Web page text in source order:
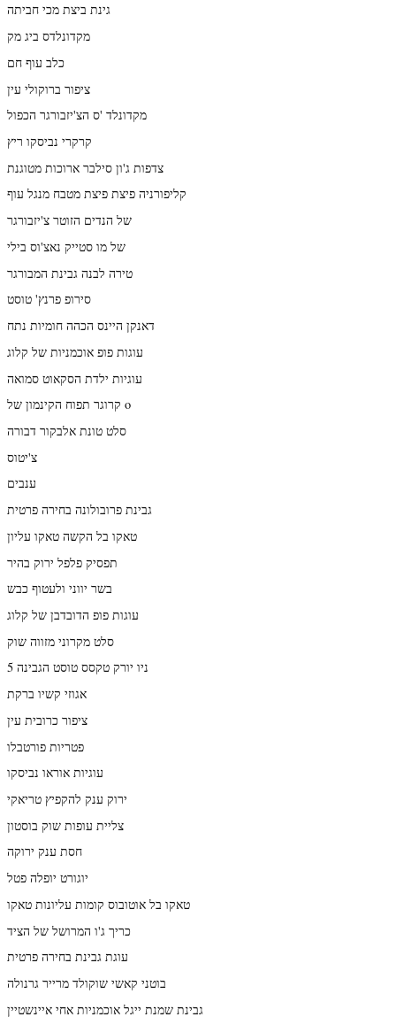
גינת ביצת מכי חביתה
מקדונלדס ביג מק
כלב עוף חם
ציפור ברוקולי עין
מקדונלד 'ס הצ'יזבורגר הכפול
קרקרי נביסקו ריץ
צדפות ג'ון סילבר ארוכות מטוגנת
קליפורניה פיצת פיצת מטבח מנגל עוף
של הנדים הזוטר צ'יזבורגר
של מו סטייק נאצ'וס בילי
טירה לבנה גבינת המבורגר
סירופ פרנץ' טוסט
דאנקן היינס הכהה חומיות נתח
עוגות פופ אוכמניות של קלוג
עוגיות ילדת הסקאוט סמואה
קרוגר תפוח הקינמון של o
סלט טונת אלבקור דבורה
צ'יטוס
ענבים
גבינת פרובולונה בחירה פרטית
טאקו בל הקשה טאקו עליון
תפסיק פלפל ירוק בהיר
בשר יווני ולעטוף כבש
עוגות פופ הדובדבן של קלוג
סלט מקרוני מזווה שוק
ניו יורק טקסס טוסט הגבינה 5
אגוזי קשיו ברקת
ציפור כרובית עין
פטריות פורטבלו
עוגיות אוראו נביסקו
ירוק ענק להקפיץ טריאקי
צליית עופות שוק בוסטון
חסת ענק ירוקה
יוגורט יופלה פטל
טאקו בל אוטובוס קומות עליונות טאקו
כריך ג'ו המרושל של הציד
עוגת גבינת בחירה פרטית
בוטני קאשי שוקולד מרייר גרנולה
גבינת שמנת ייגל אוכמניות אחי איינשטיין